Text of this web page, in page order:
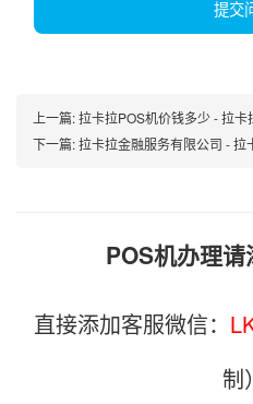
提交
上一篇:拉卡拉POS机价钱多少 - 拉
下一篇:拉卡拉金融服务有限公司 - 拉
POS机办理
直接添加客服微信：
制）